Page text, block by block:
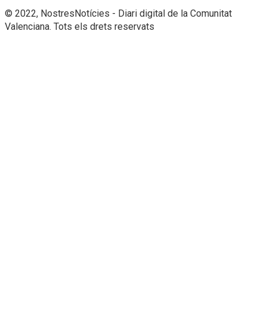
© 2022, NostresNotícies - Diari digital de la Comunitat
Valenciana. Tots els drets reservats